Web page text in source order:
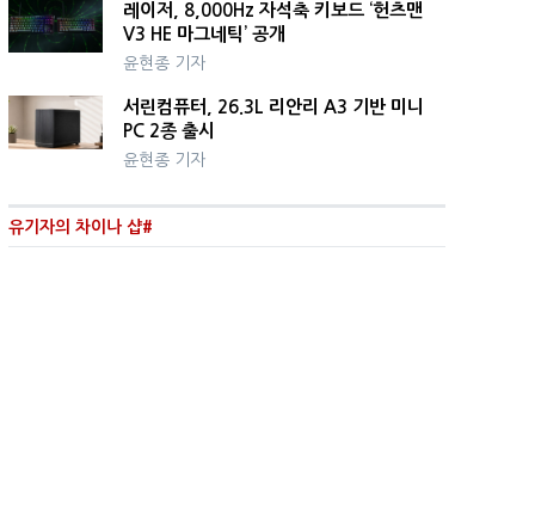
레이저, 8,000Hz 자석축 키보드 ‘헌츠맨
V3 HE 마그네틱’ 공개
윤현종 기자
서린컴퓨터, 26.3L 리안리 A3 기반 미니
PC 2종 출시
윤현종 기자
유기자의 차이나 샵#